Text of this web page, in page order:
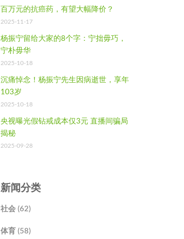
百万元的抗癌药，有望大幅降价？
2025-11-17
杨振宁留给大家的8个字：宁拙毋巧，
宁朴毋华
2025-10-18
沉痛悼念！杨振宁先生因病逝世，享年
103岁
2025-10-18
央视曝光假钻戒成本仅3元 直播间骗局
揭秘
2025-09-28
新闻分类
社会 (62)
体育 (58)